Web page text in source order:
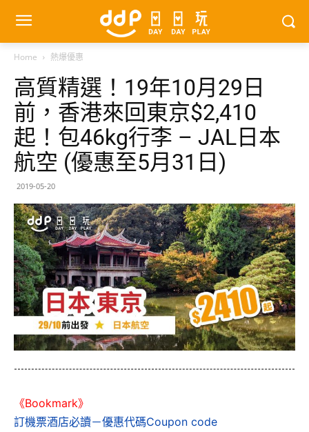
Home 熱爆優惠
高質精選！19年10月29日
前，香港來回東京$2,410
起！包46kg行李 – JAL日本
航空 (優惠至5月31日)
2019-05-20
《Bookmark》
訂機票酒店必讀－優惠代碼Coupon code